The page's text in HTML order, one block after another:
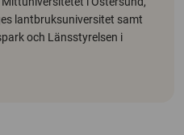
lantbruksuniversitet samt
och Länsstyrelsen i